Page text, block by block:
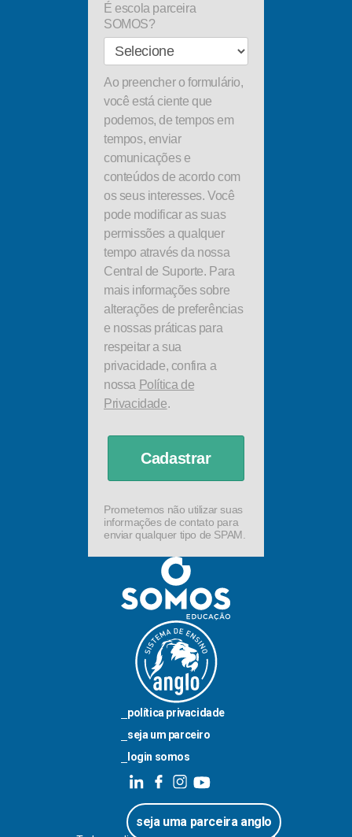
seja uma parceira anglo
É escola parceira
SOMOS?
Ao preencher o formulário,
você está ciente que
podemos, de tempos em
tempos, enviar
comunicações e
conteúdos de acordo com
os seus interesses. Você
pode modificar as suas
permissões a qualquer
tempo através da nossa
Central de Suporte. Para
mais informações sobre
alterações de preferências
e nossas práticas para
respeitar a sua
privacidade, confira a
nossa Política de
Privacidade.
Cadastrar
Prometemos não utilizar suas
informações de contato para
enviar qualquer tipo de SPAM.
política privacidade
seja um parceiro
login somos